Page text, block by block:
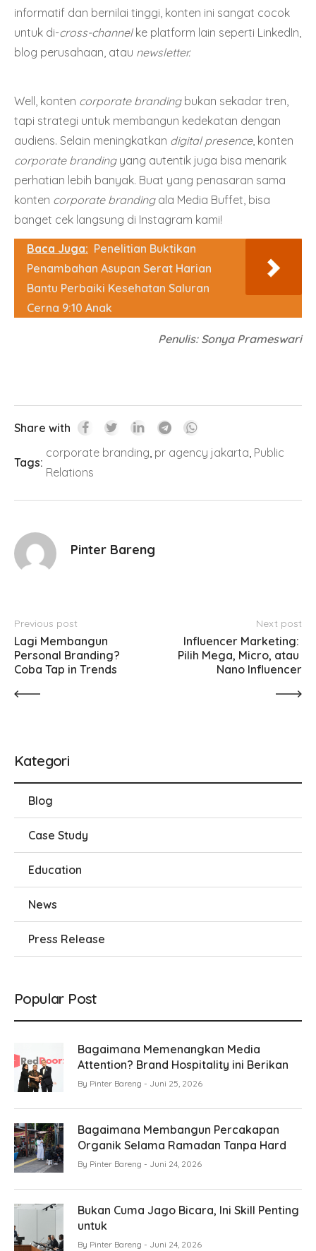
informatif dan bernilai tinggi, konten ini sangat cocok
untuk di-cross-channelke platform lain seperti LinkedIn,
blog perusahaan, atau newsletter.
Well, konten corporate brandingbukan sekadar tren,
tapi strategi untuk membangun kedekatan dengan
audiens. Selain meningkatkan digital presence, konten
corporate brandingyang autentik juga bisa menarik
perhatian lebih banyak. Buat yang penasaran sama
konten corporate brandingala Media Buffet, bisa
banget cek langsung di Instagram kami!
Baca Juga: Penelitian Buktikan
Penambahan Asupan Serat Harian
Bantu Perbaiki Kesehatan Saluran
Cerna 9:10 Anak
Penulis: Sonya Prameswari
Share with
Tags:
corporate branding, pr agency jakarta, Public
Relations
Pinter Bareng
Previous post
Lagi Membangun
Personal Branding?
Coba Tap in Trends
Next post
Influencer Marketing:
Pilih Mega, Micro, atau
Nano Influencer
Kategori
Blog
Case Study
Education
News
Press Release
Popular Post
Bagaimana Memenangkan Media
Attention? Brand Hospitality ini Berikan
By Pinter Bareng Juni 25, 2026
Bagaimana Membangun Percakapan
Organik Selama Ramadan Tanpa Hard
By Pinter Bareng Juni 24, 2026
Bukan Cuma Jago Bicara, Ini Skill Penting
untuk
By Pinter Bareng Juni 24, 2026